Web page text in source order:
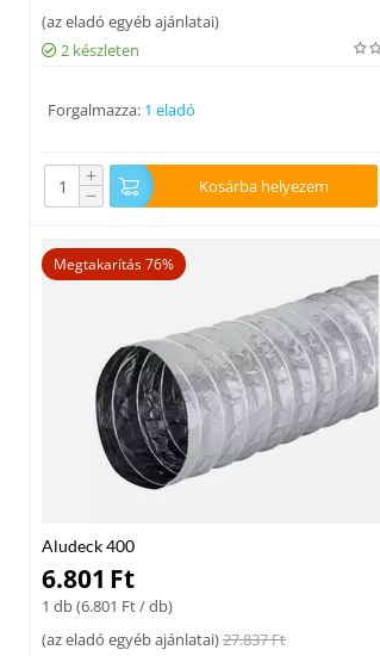
(az eladó egyéb ajánlatai)
2 készleten
Forgalmazza: 1 eladó
+
− Kosárba helyezem
Megtakarítás 76%
Aludeck 400
6.801 Ft
1 db (6.801 Ft/ db)
(az eladó egyéb ajánlatai)27.837Ft